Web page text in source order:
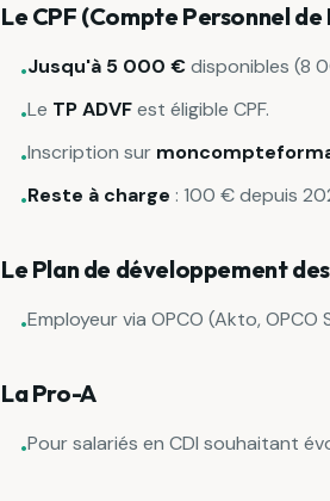
Le CPF (Compte Personnel
•Jusqu'à 5 000 €disponibles (8
•Le TP ADVFest éligible CPF.
•Inscription sur
•Reste à charge : 100 € depuis
Le Plan de développement
•Employeur via OPCO (Akto, OPCO
La Pro-A
•Pour salariés en CDI souhaitant